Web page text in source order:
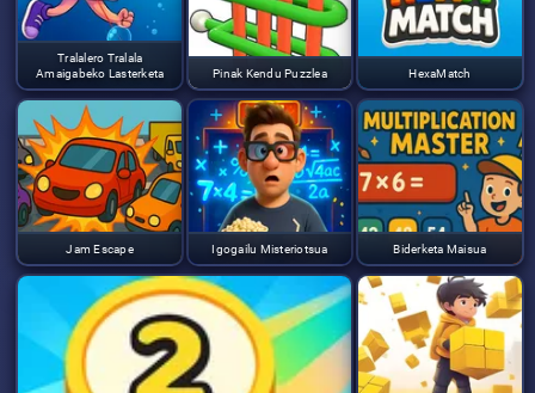
Tralalero Tralala
Amaigabeko Lasterketa
Pinak Kendu Puzzlea HexaMatch
Jam Escape Igogailu Misteriotsua Biderketa Maisua